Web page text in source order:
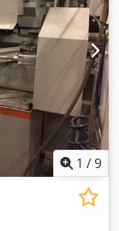
(höger): 140
1 /9